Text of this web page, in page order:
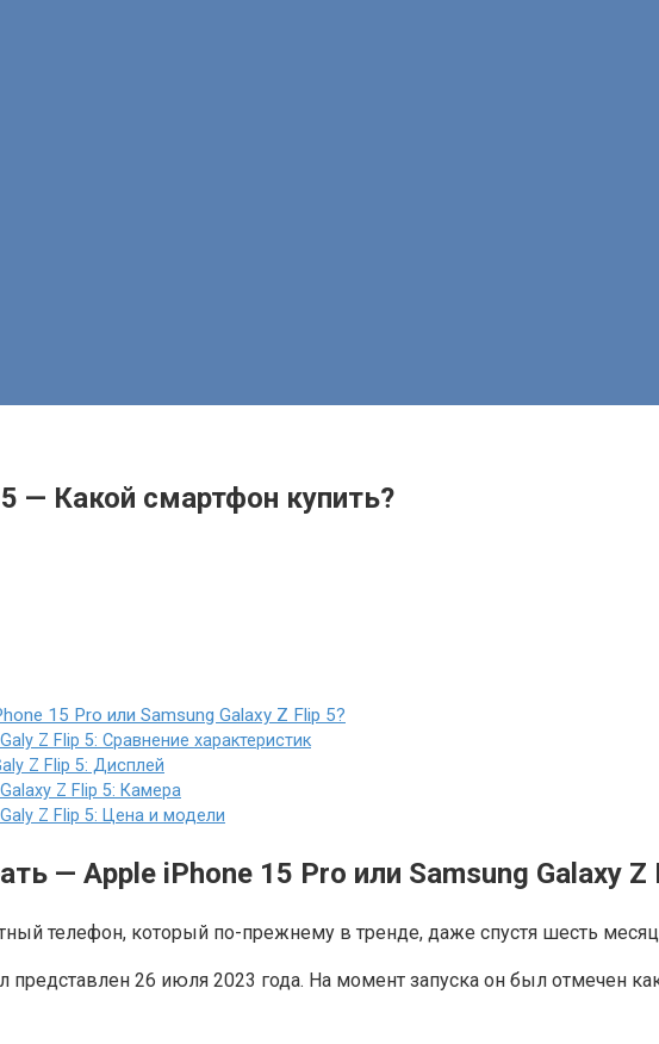
— Какой смартфон купить?
1͏5 Pro͏ или Samsung G͏alaxy ͏Z ͏Flip 5͏?
͏Z ͏Flip 5͏: Сравнение характеристик
͏Z ͏Flip 5͏: Дисплей
͏Z ͏Flip 5͏: Камера
͏Z ͏Flip 5͏: Цена и модели
— Apple i͏P͏hone 1͏5 Pro͏ или Samsung G͏alaxy ͏Z
телефон, который по-прежнему в тренде, даже спустя шесть
представлен 26 июля 2023 года. На момент запуска он был отмечен